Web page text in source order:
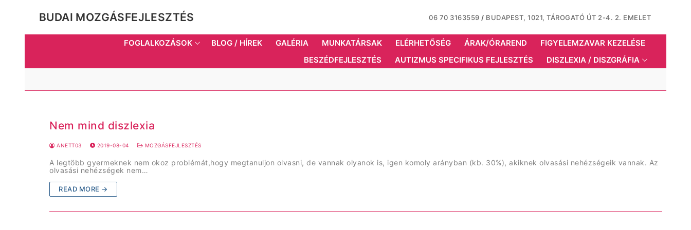
contentBUDAI MOZGÁSFEJLESZTÉS 06 70 3163559 / BUDAPEST, 1021, TÁROGATÓ ÚT 2-4. 2. EMELET
FOGLALKOZÁSOK BLOG / HÍREK GALÉRIA MUNKATÁRSAK ELÉRHETŐSÉG ÁRAK/ÓRAREND
FIGYELEMZAVAR KEZELÉSE
BESZÉDFEJLESZTÉS
AUTIZMUS SPECIFIKUS FEJLESZTÉS DISZLEXIA / DISZGRÁFIA
Nem mind diszlexia
ANETT03 2019-08-04 MOZGÁSFEJLESZTÉS
A legtöbb gyermeknek nem okoz problémát,hogy megtanuljon olvasni, de vannak olyanok is, igen komoly arányban (kb. 30%), akiknek olvasási nehézségeik vannak. Az
olvasási nehézségek nem…
READ MORE →